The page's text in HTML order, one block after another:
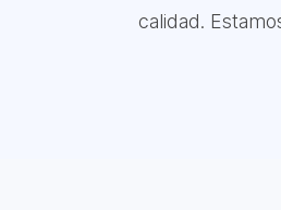
calidad.